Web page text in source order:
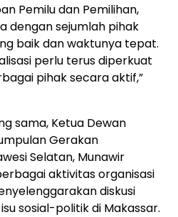
Pemilu dan Pemilihan,
dengan sejumlah pihak
baik dan waktunya tepat.
perlu terus diperkuat
pihak secara aktif,”
sama, Ketua Dewan
Gerakan
Selatan, Munawir
aktivitas organisasi
diskusi
sosial-politik di Makassar.